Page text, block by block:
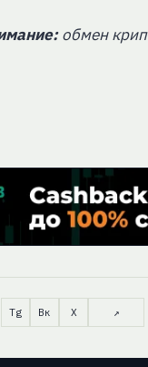
обмен
Tg Вк X ↗